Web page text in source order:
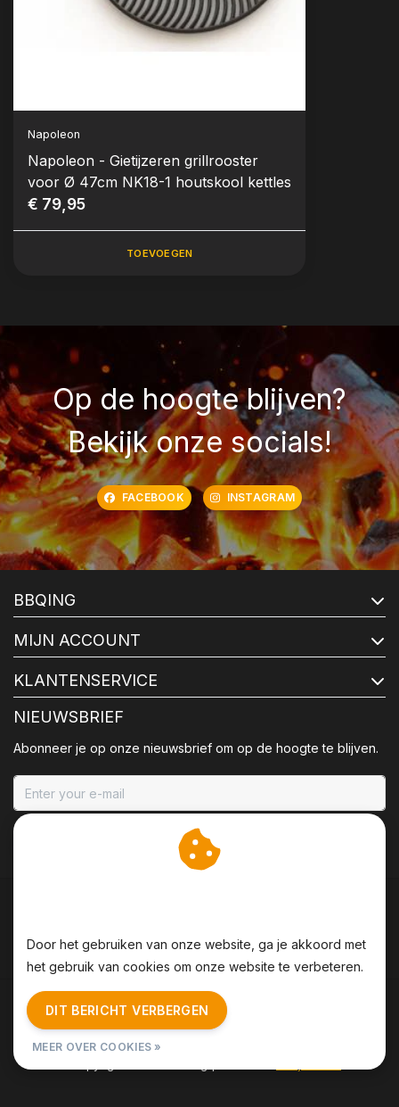
Napoleon
Napoleon - Gietijzeren grillrooster
voor Ø 47cm NK18-1 houtskool kettles
€ 79,95
TOEVOEGEN
Op de hoogte blijven?
Bekijk onze socials!
FACEBOOK INSTAGRAM
BBQING
MIJN ACCOUNT
KLANTENSERVICE
NIEUWSBRIEF
Abonneer je op onze nieuwsbrief om op de hoogte te blijven.
Algemene voorwaarden | Disclaimer
Sitemap
| RSS Feed
Door het gebruiken van onze website, ga je akkoord met
het gebruik van cookies om onze website te verbeteren.
DIT BERICHT VERBERGEN
MEER OVER COOKIES »